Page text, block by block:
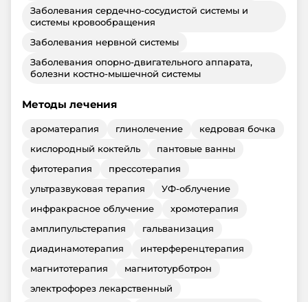
Заболевания сердечно-сосудистой системы и
системы кровообращения
Заболевания нервной системы
Заболевания опорно-двигательного аппарата,
болезни костно-мышечной системы
Методы лечения
ароматерапия глинолечение
кедровая бочка
кислородный коктейль
пантовые ванны
фитотерапия
прессотерапия
ультразвуковая терапия
УФ-облучение
инфракрасное облучение
хромотерапия
амплипульстерапия
гальванизация
диадинамотерапия
интерференцтерапия
магнитотерапия
магнитотурботрон
электрофорез лекарственный